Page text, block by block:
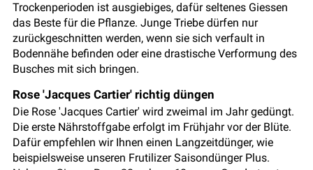
Trockenperioden ist ausgiebiges, dafür seltenes Giessen
das Beste für die Pflanze. Junge Triebe dürfen nur
zurückgeschnitten werden, wenn sie sich verfault in
Bodennähe befinden oder eine drastische Verformung des
Busches mit sich bringen.
Rose 'Jacques Cartier' richtig düngen
Die Rose 'Jacques Cartier' wird zweimal im Jahr gedüngt.
Die erste Nährstoffgabe erfolgt im Frühjahr vor der Blüte.
Dafür empfehlen wir Ihnen einen Langzeitdünger, wie
beispielsweise unseren Frutilizer Saisondünger Plus.